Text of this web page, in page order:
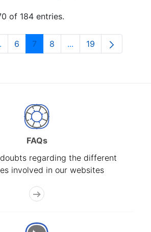
of 184 entries.
Pages Use TAB to
Page
6 Page
7 Page
8 ...Intermediate Pages
Page
19
FAQs
regarding the different
involved in our websites